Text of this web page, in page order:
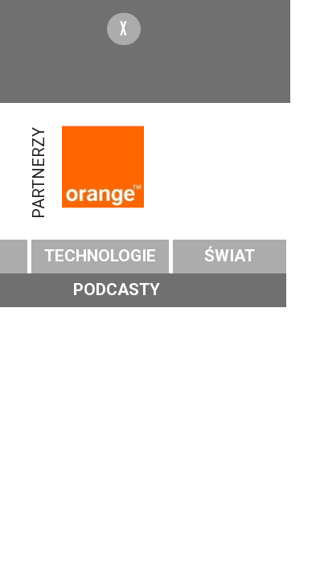
X
PARTNERZY
TECHNOLOGIE
ŚWIAT
PODCASTY